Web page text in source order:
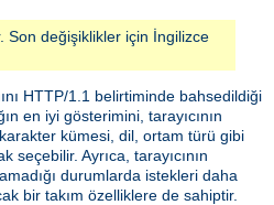
Son değişiklikler için İngilizce
HTTP/1.1 belirtiminde bahsedildiği
en iyi gösterimini, tarayıcının
kümesi, dil, ortam türü gibi
seçebilir. Ayrıca, tarayıcının
durumlarda istekleri daha
bir takım özelliklere de sahiptir.